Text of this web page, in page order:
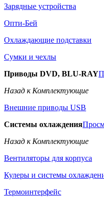
Зарядные устройства
Опти-Бей
Охлаждающие подставки
Сумки и чехлы
Приводы DVD, BLU-RAY
Назад к Комплектующие
Внешние приводы USB
Системы охлаждения
Назад к Комплектующие
Вентиляторы для корпуса
Кулеры и системы
Термоинтерфейс